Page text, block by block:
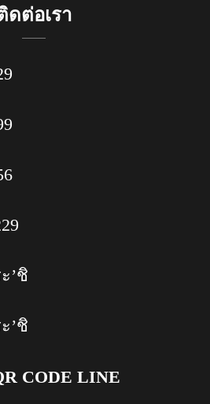
ดต่อเรา
’ชิ
’ชิ
CODE LINE